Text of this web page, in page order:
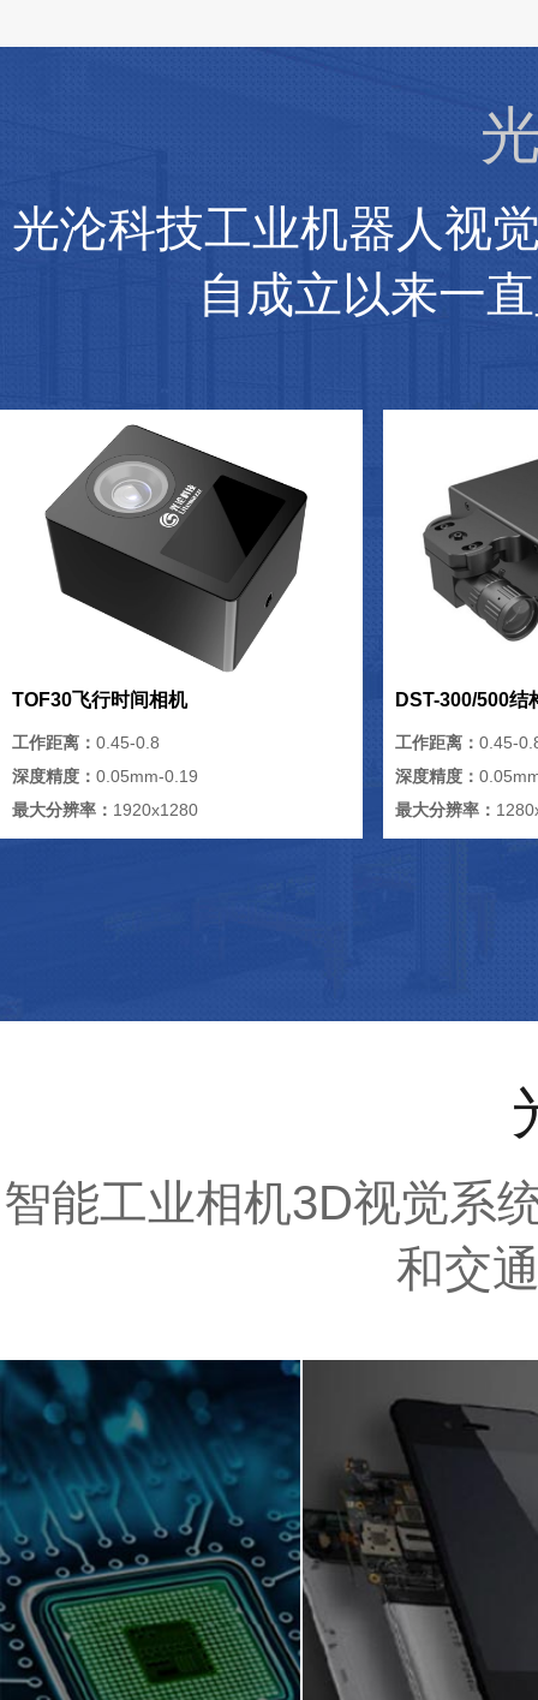
光沦科技工业机器人视
自成立以来一
TOF30飞行时间相机
工作距离： 0.45-0.8
深度精度： 0.05mm-0.19
最大分辨率： 1920x1280
DST-300/500结
工作距离：0.45-
深度精度：
最大分辨率：
智能工业相机3D视觉系
和交